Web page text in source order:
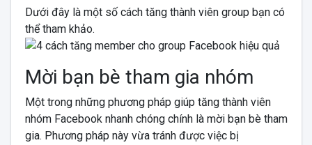
Dưới đây là một số cách tăng thành viên group bạn có
thể tham khảo.
Mời bạn bè tham gia nhóm
Một trong những phương pháp giúp tăng thành viên
nhóm Facebook nhanh chóng chính là mời bạn bè tham
gia. Phương pháp này vừa tránh được việc bị